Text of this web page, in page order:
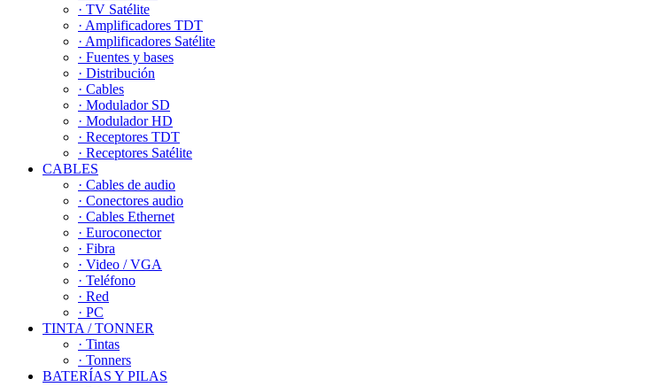
· TV Satélite
· Amplificadores TDT
· Amplificadores Satélite
· Fuentes y bases
· Distribución
· Cables
· Modulador SD
· Modulador HD
· Receptores TDT
· Receptores Satélite
CABLES
· Cables de audio
· Conectores audio
· Cables Ethernet
· Euroconector
· Fibra
· Video / VGA
· Teléfono
· Red
· PC
TINTA / TONNER
· Tintas
· Tonners
BATERÍAS Y PILAS